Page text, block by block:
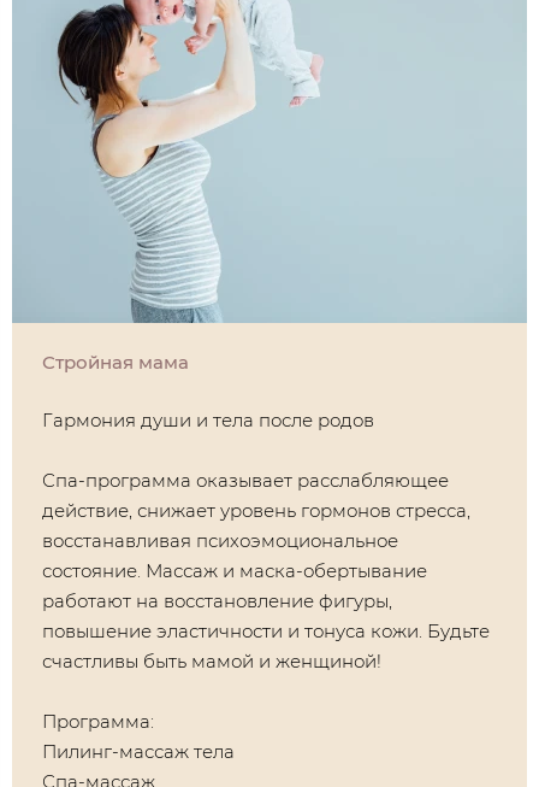
Стройная мама
Гармония души и тела после родов
Спа-программа оказывает расслабляющее
действие, снижает уровень гормонов стресса,
восстанавливая психоэмоциональное
состояние. Массаж и маска-обертывание
работают на восстановление фигуры,
повышение эластичности и тонуса кожи. Будьте
счастливы быть мамой и женщиной!
Программа:
Пилинг-массаж тела
Спа-массаж